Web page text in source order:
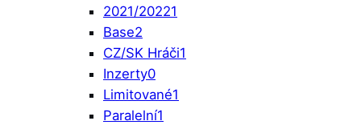
2021/20221
Base2
CZ/SK Hráči1
Inzerty0
Limitované1
Paralelní1